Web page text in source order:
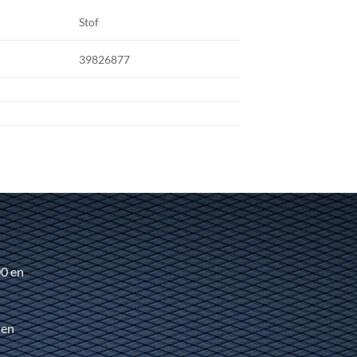
Stof
39826877
en